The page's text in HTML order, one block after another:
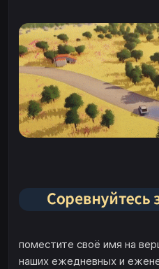
поместите своё имя на
наших ежедневных и